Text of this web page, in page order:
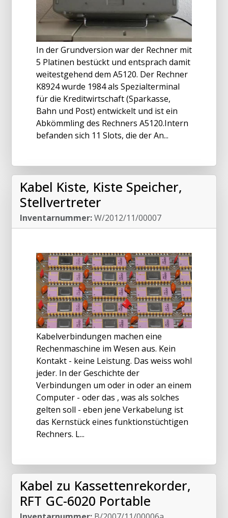
In der Grundversion war der Rechner mit
5 Platinen bestückt und entsprach damit
weitestgehend dem A5120. Der Rechner
K8924 wurde 1984 als Spezialterminal
für die Kreditwirtschaft (Sparkasse,
Bahn und Post) entwickelt und ist ein
Abkömmling des Rechners A5120.Intern
befanden sich 11 Slots, die der An...
Kabel Kiste, Kiste Speicher,
Stellvertreter
Inventarnummer:W/2012/11/00007
Kabelverbindungen machen eine
Rechenmaschine im Wesen aus. Kein
Kontakt - keine Leistung. Das weiss wohl
jeder. In der Geschichte der
Verbindungen um oder in oder an einem
Computer - oder das , was als solches
gelten soll - eben jene Verkabelung ist
das Kernstück eines funktionstüchtigen
Rechners. L...
Kabel zu Kassettenrekorder,
RFT GC-6020 Portable